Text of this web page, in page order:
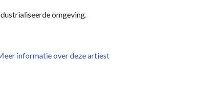
omgeving.
informatie over deze artiest